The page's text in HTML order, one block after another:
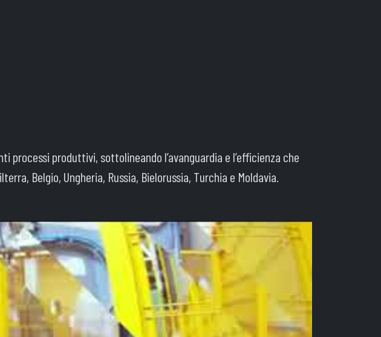
produttivi, sottolineando l’avanguardia e l’efficienza che
Belgio, Ungheria, Russia, Bielorussia, Turchia e Moldavia.